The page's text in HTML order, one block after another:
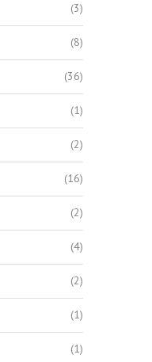
(3)
(8)
(36)
(1)
(2)
(16)
(2)
(4)
(2)
(1)
(1)